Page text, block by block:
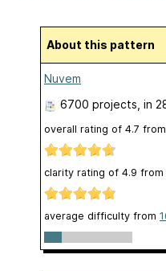
About this pattern
Nuvem
6700 projects , in
overall rating of 4.7 from
clarity rating of 4.9 from
average difficulty from